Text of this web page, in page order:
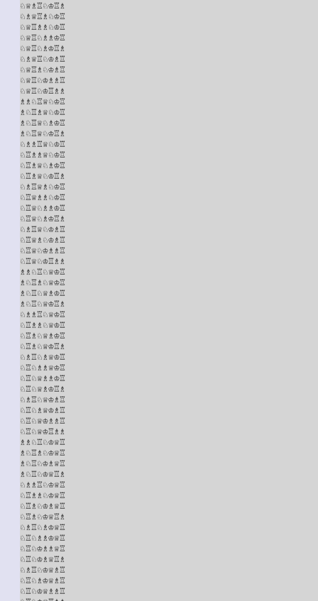
♘♕♗♖♘♔♖♗
♘♗♕♖♗♘♔♖
♘♕♖♗♗♘♔♖
♘♕♖♘♗♗♔♖
♘♕♖♘♗♔♖♗
♘♗♕♖♘♔♗♖
♘♕♖♗♘♔♗♖
♘♕♖♘♔♗♗♖
♘♕♖♘♔♖♗♗
♗♗♘♖♕♘♔♖
♗♘♖♗♕♘♔♖
♗♘♖♕♘♗♔♖
♗♘♖♕♘♔♖♗
♘♗♗♖♕♘♔♖
♘♖♗♗♕♘♔♖
♘♖♗♕♘♗♔♖
♘♖♗♕♘♔♖♗
♘♗♖♕♗♘♔♖
♘♖♕♗♗♘♔♖
♘♖♕♘♗♗♔♖
♘♖♕♘♗♔♖♗
♘♗♖♕♘♔♗♖
♘♖♕♗♘♔♗♖
♘♖♕♘♔♗♗♖
♘♖♕♘♔♖♗♗
♗♗♘♖♘♕♔♖
♗♘♖♗♘♕♔♖
♗♘♖♘♕♗♔♖
♗♘♖♘♕♔♖♗
♘♗♗♖♘♕♔♖
♘♖♗♗♘♕♔♖
♘♖♗♘♕♗♔♖
♘♖♗♘♕♔♖♗
♘♗♖♘♗♕♔♖
♘♖♘♗♗♕♔♖
♘♖♘♕♗♗♔♖
♘♖♘♕♗♔♖♗
♘♗♖♘♕♔♗♖
♘♖♘♗♕♔♗♖
♘♖♘♕♔♗♗♖
♘♖♘♕♔♖♗♗
♗♗♘♖♘♔♕♖
♗♘♖♗♘♔♕♖
♗♘♖♘♔♗♕♖
♗♘♖♘♔♕♖♗
♘♗♗♖♘♔♕♖
♘♖♗♗♘♔♕♖
♘♖♗♘♔♗♕♖
♘♖♗♘♔♕♖♗
♘♗♖♘♗♔♕♖
♘♖♘♗♗♔♕♖
♘♖♘♔♗♗♕♖
♘♖♘♔♗♕♖♗
♘♗♖♘♔♕♗♖
♘♖♘♗♔♕♗♖
♘♖♘♔♕♗♗♖